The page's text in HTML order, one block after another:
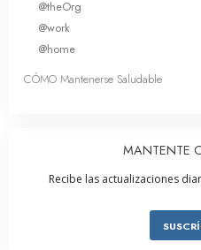
@theOrg
@work
@home
CÓMO Mantenerse Saludable
MANTENTE
Recibe las actualizaciones